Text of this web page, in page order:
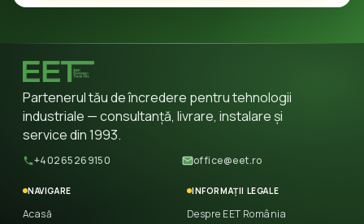
Partenerul tău de încredere pentru tehnologii
industriale — consultanță, livrare, instalare și
service din 1993.
+40265269150 office@eet.ro
NAVIGARE
Acasă
INFORMAȚII LEGALE
Despre EET România